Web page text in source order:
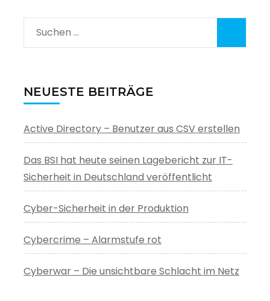
Suchen
nach:
NEUESTE BEITRÄGE
Active Directory – Benutzer aus CSV erstellen
Das BSI hat heute seinen Lagebericht zur IT-
Sicherheit in Deutschland veröffentlicht
Cyber-Sicherheit in der Produktion
Cybercrime – Alarmstufe rot
Cyberwar – Die unsichtbare Schlacht im Netz